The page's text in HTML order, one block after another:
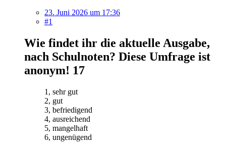
23. Juni 2026 um 17:36
#1
Wie findet ihr die aktuelle Ausgabe,
nach Schulnoten? Diese Umfrage ist
anonym! 17
1, sehr gut
2, gut
3, befriedigend
4, ausreichend
5, mangelhaft
6, ungenügend